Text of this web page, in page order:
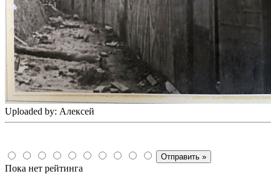
Uploaded by: Алексей
Пока нет рейтинга